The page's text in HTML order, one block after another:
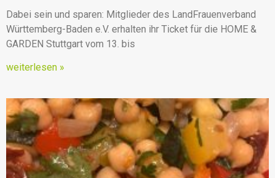
Dabei sein und sparen: Mitglieder des LandFrauenverband
Württemberg-Baden e.V. erhalten ihr Ticket für die HOME &
GARDEN Stuttgart vom 13. bis
weiterlesen »